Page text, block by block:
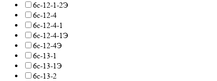
6с-12-1-2Э
6с-12-4
6с-12-4-1
6с-12-4-1Э
6с-12-4Э
6с-13-1
6с-13-1Э
6с-13-2